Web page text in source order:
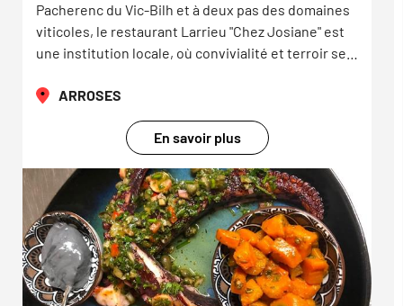
Pacherenc du Vic-Bilh et à deux pas des domaines
viticoles, le restaurant Larrieu "Chez Josiane" est
une institution locale, où convivialité et terroir se…
ARROSES
En savoir plus